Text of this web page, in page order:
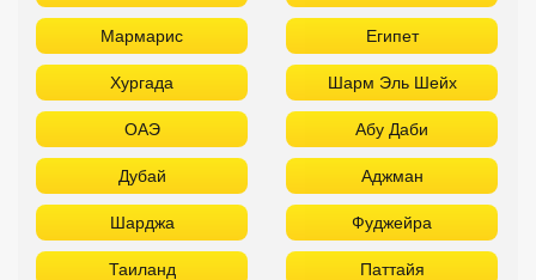
Мармарис Египет
Хургада Шарм Эль Шейх
ОАЭ Абу Даби
Дубай Аджман
Шарджа Фуджейра
Таиланд Паттайя